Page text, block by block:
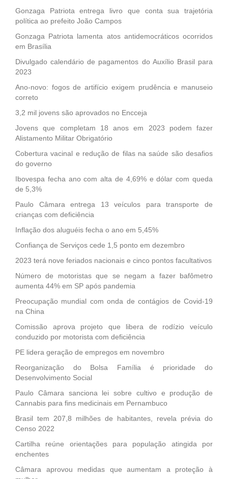
Gonzaga Patriota entrega livro que conta sua trajetória
política ao prefeito João Campos
Gonzaga Patriota lamenta atos antidemocráticos ocorridos
em Brasília
Divulgado calendário de pagamentos do Auxílio Brasil para
2023
Ano-novo: fogos de artifício exigem prudência e manuseio
correto
3,2 mil jovens são aprovados no Encceja
Jovens que completam 18 anos em 2023 podem fazer
Alistamento Militar Obrigatório
Cobertura vacinal e redução de filas na saúde são desafios
do governo
Ibovespa fecha ano com alta de 4,69% e dólar com queda
de 5,3%
Paulo Câmara entrega 13 veículos para transporte de
crianças com deficiência
Inflação dos aluguéis fecha o ano em 5,45%
Confiança de Serviços cede 1,5 ponto em dezembro
2023 terá nove feriados nacionais e cinco pontos facultativos
Número de motoristas que se negam a fazer bafômetro
aumenta 44% em SP após pandemia
Preocupação mundial com onda de contágios de Covid-19
na China
Comissão aprova projeto que libera de rodízio veículo
conduzido por motorista com deficiência
PE lidera geração de empregos em novembro
Reorganização do Bolsa Família é prioridade do
Desenvolvimento Social
Paulo Câmara sanciona lei sobre cultivo e produção de
Cannabis para fins medicinais em Pernambuco
Brasil tem 207,8 milhões de habitantes, revela prévia do
Censo 2022
Cartilha reúne orientações para população atingida por
enchentes
Câmara aprovou medidas que aumentam a proteção à